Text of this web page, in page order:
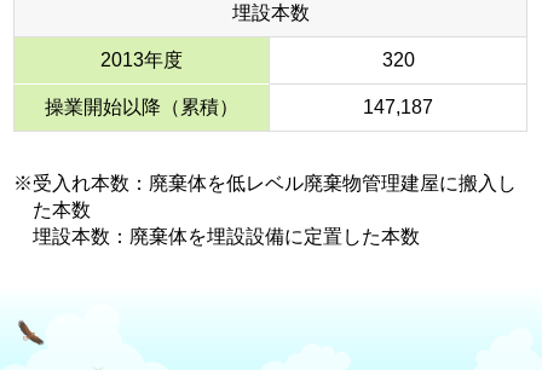
埋設本数
2013年度 320
操業開始以降（累積） 147,187
※受入れ本数：廃棄体を低レベル廃棄物管理建屋に搬入し
た本数
埋設本数：廃棄体を埋設設備に定置した本数